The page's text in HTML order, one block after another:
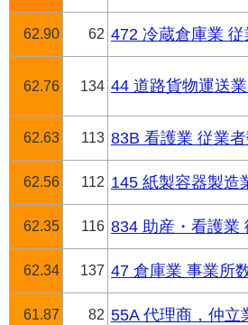
62.90 62 472 冷蔵倉庫業 従
62.76 134 44 道路貨物運送
62.63 113 83B 看護業 従業
62.56 112 145 紙製容器製造
62.35 116 834 助産・看護業
62.34 137 47 倉庫業 事業所
61.87 82 55A 代理商，仲立